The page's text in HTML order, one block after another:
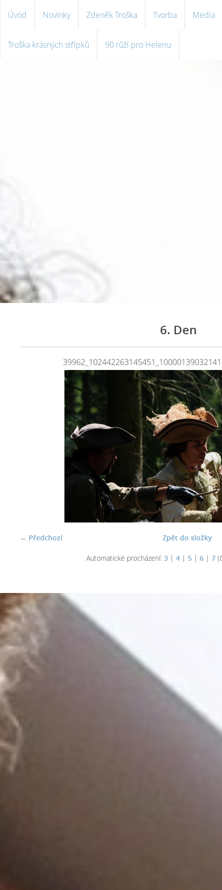
Úvod Novinky Zdeněk Troška Tvorba Media
Troška krásných střípků 90 růží pro Helenu
6. Den
← Předchozí Zpět do složky
Automatické procházení: 3| 4| 5| 6| 7